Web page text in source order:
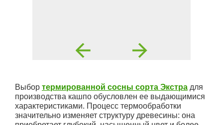
Выбор термированной сосны сорта Экстра для
производства кашпо обусловлен ее выдающимися
характеристиками. Процесс термообработки
значительно изменяет структуру древесины: она